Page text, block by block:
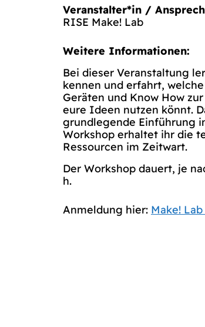
Veranstalter*in /
RISE Make! Lab
Weitere Informationen:
Bei dieser Veranstaltung
kennen und erfahrt,
Geräten und Know How
eure Ideen nutzen könnt.
grundlegende Einführung
Workshop erhaltet ihr die
Ressourcen im Zeitwart.
Der Workshop dauert, je
h.
Anmeldung hier: Make!